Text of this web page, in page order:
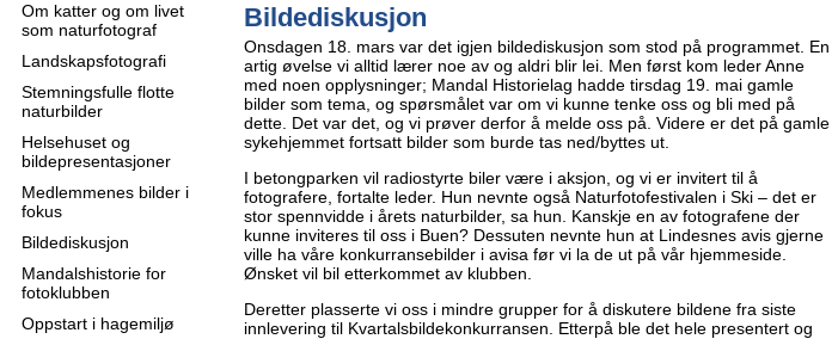
Om katter og om livet
som naturfotograf
Landskapsfotografi
Stemningsfulle flotte
naturbilder
Helsehuset og
bildepresentasjoner
Medlemmenes bilder i
fokus
Bildediskusjon
Mandalshistorie for
fotoklubben
Oppstart i hagemiljø
Bildediskusjon
Onsdagen 18. mars var det igjen bildediskusjon som stod på programmet. En
artig øvelse vi alltid lærer noe av og aldri blir lei. Men først kom leder Anne
med noen opplysninger; Mandal Historielag hadde tirsdag 19. mai gamle
bilder som tema, og spørsmålet var om vi kunne tenke oss og bli med på
dette. Det var det, og vi prøver derfor å melde oss på. Videre er det på gamle
sykehjemmet fortsatt bilder som burde tas ned/byttes ut.
I betongparken vil radiostyrte biler være i aksjon, og vi er invitert til å
fotografere, fortalte leder. Hun nevnte også Naturfotofestivalen i Ski – det er
stor spennvidde i årets naturbilder, sa hun. Kanskje en av fotografene der
kunne inviteres til oss i Buen? Dessuten nevnte hun at Lindesnes avis gjerne
ville ha våre konkurransebilder i avisa før vi la de ut på vår hjemmeside.
Ønsket vil bil etterkommet av klubben.
Deretter plasserte vi oss i mindre grupper for å diskutere bildene fra siste
innlevering til Kvartalsbildekonkurransen. Etterpå ble det hele presentert og